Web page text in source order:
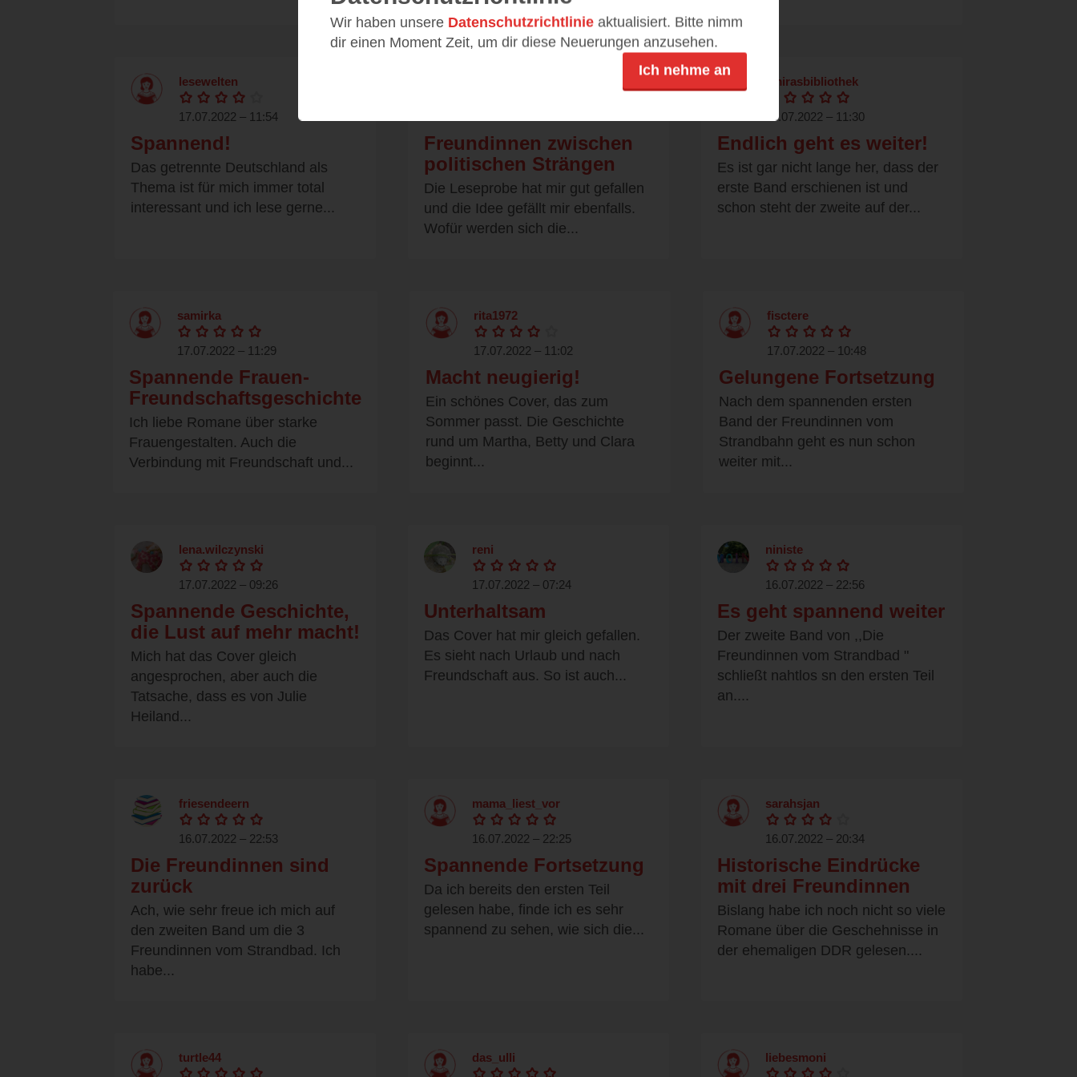
lesewelten
17.07.2022 – 11:54
Spannend!
Das getrennte Deutschland als
Thema ist für mich immer total
interessant und ich lese gerne...
Freundinnen zwischen
politischen Strängen
Die Leseprobe hat mir gut gefallen
und die Idee gefällt mir ebenfalls.
Wofür werden sich die...
amirasbibliothek
17.07.2022 – 11:30
Endlich geht es weiter!
Es ist gar nicht lange her, dass der
erste Band erschienen ist und
schon steht der zweite auf der...
samirka
17.07.2022 – 11:29
Spannende Frauen-
Freundschaftsgeschichte
Ich liebe Romane über starke
Frauengestalten. Auch die
Verbindung mit Freundschaft und...
rita1972
17.07.2022 – 11:02
Macht neugierig!
Ein schönes Cover, das zum
Sommer passt. Die Geschichte
rund um Martha, Betty und Clara
beginnt...
fisctere
17.07.2022 – 10:48
Gelungene Fortsetzung
Nach dem spannenden ersten
Band der Freundinnen vom
Strandbahn geht es nun schon
weiter mit...
lena.wilczynski
17.07.2022 – 09:26
Spannende Geschichte,
die Lust auf mehr macht!
Mich hat das Cover gleich
angesprochen, aber auch die
Tatsache, dass es von Julie
Heiland...
reni
17.07.2022 – 07:24
Unterhaltsam
Das Cover hat mir gleich gefallen.
Es sieht nach Urlaub und nach
Freundschaft aus. So ist auch...
niniste
16.07.2022 – 22:56
Es geht spannend weiter
Der zweite Band von ,,Die
Freundinnen vom Strandbad "
schließt nahtlos sn den ersten Teil
an....
friesendeern
16.07.2022 – 22:53
Die Freundinnen sind
zurück
Ach, wie sehr freue ich mich auf
den zweiten Band um die 3
Freundinnen vom Strandbad. Ich
habe...
mama_liest_vor
16.07.2022 – 22:25
Spannende Fortsetzung
Da ich bereits den ersten Teil
gelesen habe, finde ich es sehr
spannend zu sehen, wie sich die...
sarahsjan
16.07.2022 – 20:34
Historische Eindrücke
mit drei Freundinnen
Bislang habe ich noch nicht so viele
Romane über die Geschehnisse in
der ehemaligen DDR gelesen....
turtle44 das_ulli liebesmoni
Wir haben unsere Datenschutzrichtlinie aktualisiert. Bitte nimm
dir einen Moment Zeit, um dir diese Neuerungen anzusehen.
Ich nehme an